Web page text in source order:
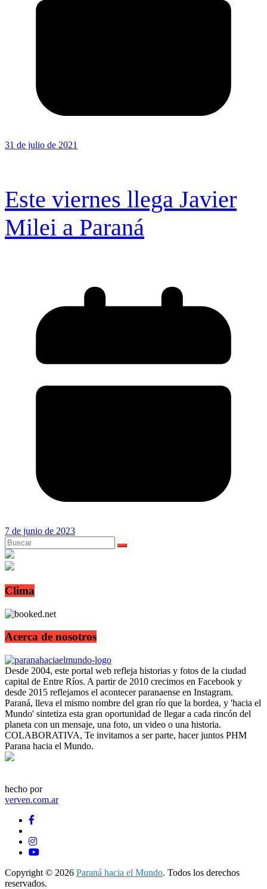
31 de julio de 2021
Este viernes llega Javier
Milei a Paraná
7 de junio de 2023
Clima
Acerca de nosotros
Desde 2004, este portal web refleja historias y fotos de la ciudad
capital de Entre Ríos. A partir de 2010 crecimos en Facebook y
desde 2015 reflejamos el acontecer paranaense en Instagram.
Paraná, lleva el mismo nombre del gran río que la bordea, y 'hacia el
Mundo' sintetiza esta gran oportunidad de llegar a cada rincón del
planeta con un mensaje, una foto, un video o una historia.
COLABORATIVA, Te invitamos a ser parte, hacer juntos PHM
Parana hacia el Mundo.
hecho por
verven.com.ar
Copyright © 2026 Paraná hacia el Mundo. Todos los derechos
reservados.